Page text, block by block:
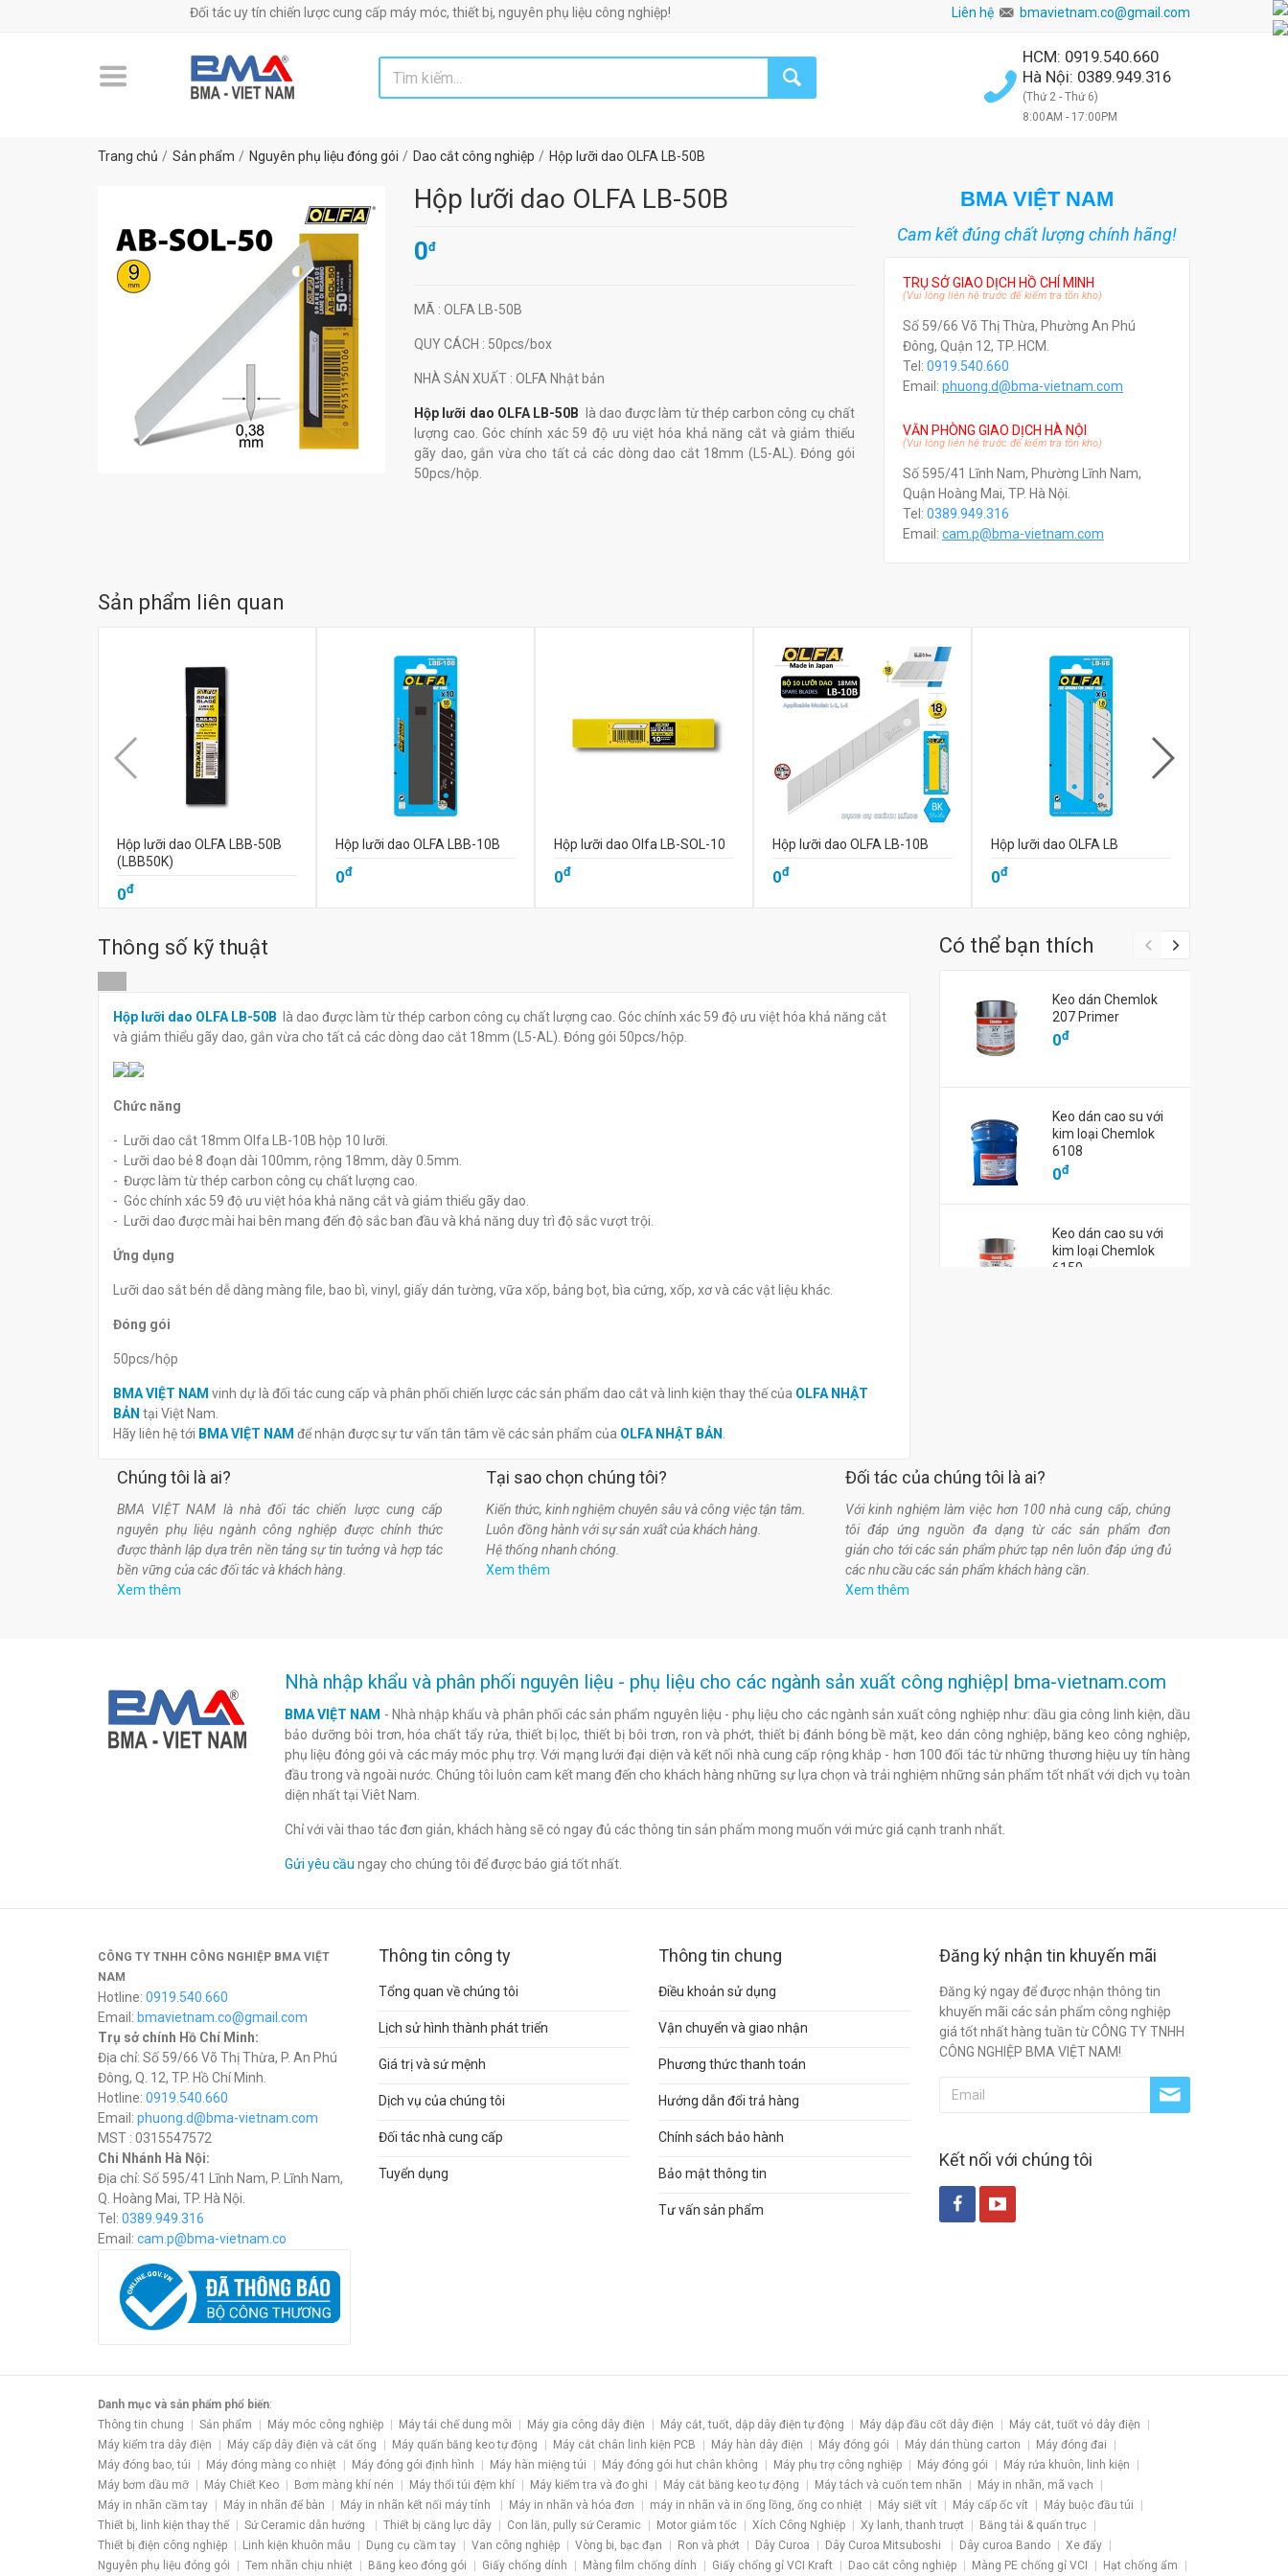
Đối tác uy tín chiến lược cung cấp máy móc, thiết bị, nguyên phụ liệu công nghiệp! Liên hệ bmavietnam.co@gmail.com
HCM: 0919.540.660
Hà Nội: 0389.949.316
(Thứ 2 - Thứ 6)
8:00AM - 17:00PM
Trang chủ Sản phẩm Nguyên phụ liệu đóng gói Dao cắt công nghiệp Hộp lưỡi dao OLFA LB-50B
Hộp lưỡi dao OLFA LB-50B
0đ
MÃ : OLFA LB-50B
QUY CÁCH : 50pcs/box
NHÀ SẢN XUẤT : OLFA Nhật bản
Hộp lưỡi dao OLFA LB-50B
là dao được làm từ thép carbon công cụ chất
lượng cao. Góc chính xác 59 độ ưu việt hóa khả năng cắt và giảm thiểu
gãy dao, gắn vừa cho tất cả các dòng dao cắt 18mm (L5-AL). Đóng gói
50pcs/hộp.
BMA VIỆT NAM
Cam kết đúng chất lượng chính hãng!
TRỤ SỞ GIAO DỊCH HỒ CHÍ MINH
(Vui lòng liên hệ trước để kiểm tra tồn kho)
Số 59/66 Võ Thị Thừa, Phường An Phú
Đông, Quận 12, TP. HCM.
Tel: 0919.540.660
Email: phuong.d@bma-vietnam.com
VĂN PHÒNG GIAO DỊCH HÀ NỘI
(Vui lòng liên hệ trước để kiểm tra tồn kho)
Số 595/41 Lĩnh Nam, Phường Lĩnh Nam,
Quận Hoàng Mai, TP. Hà Nội.
Tel: 0389.949.316
Email: cam.p@bma-vietnam.com
Sản phẩm liên quan
Hộp lưỡi dao OLFA LBB-50B
(LBB50K)
0đ
Hộp lưỡi dao OLFA LBB-10B
0đ
Hộp lưỡi dao Olfa LB-SOL-10
0đ
Hộp lưỡi dao OLFA LB-10B
0đ
Hộp lưỡi dao OLFA LB
0đ
Thông số kỹ thuật
Hộp lưỡi dao OLFA LB-50B
là dao được làm từ thép carbon công cụ chất lượng cao. Góc chính xác 59 độ ưu việt hóa khả năng cắt
và giảm thiểu gãy dao, gắn vừa cho tất cả các dòng dao cắt 18mm (L5-AL). Đóng gói 50pcs/hộp.
Chức năng
- Lưỡi dao cắt 18mm Olfa LB-10B hộp 10 lưỡi.
- Lưỡi dao bẻ 8 đoạn dài 100mm, rộng 18mm, dày 0.5mm.
- Được làm từ thép carbon công cụ chất lượng cao.
- Góc chính xác 59 độ ưu việt hóa khả năng cắt và giảm thiểu gãy dao.
- Lưỡi dao được mài hai bên mang đến độ sắc ban đầu và khả năng duy trì độ sắc vượt trội.
Ứng dụng
Lưỡi dao sắt bén dễ dàng màng file, bao bì, vinyl, giấy dán tường, vữa xốp, bảng bọt, bìa cứng, xốp, xơ và các vật liệu khác.
Đóng gói
50pcs/hộp
BMA VIỆT NAM vinh dự là đối tác cung cấp và phân phối chiến lược các sản phẩm dao cắt và linh kiện thay thế của OLFA NHẬT
BẢN tại Việt Nam.
Hãy liên hệ tới BMA VIỆT NAM để nhận được sự tư vấn tân tâm về các sản phẩm của OLFA NHẬT BẢN
Có thể bạn thích
Keo dán Chemlok
207 Primer
0đ
Keo dán cao su với
kim loại Chemlok
6108
0đ
Keo dán cao su với
kim loại Chemlok
6150
Chúng tôi là ai?
BMA VIỆT NAM là nhà đối tác chiến lược cung cấp
nguyên phụ liệu ngành công nghiệp được chính thức
được thành lập dựa trên nền tảng sự tin tưởng và hợp tác
bền vững của các đối tác và khách hàng.
Xem thêm
Tại sao chọn chúng tôi?
Kiến thức, kinh nghiệm chuyên sâu và công việc tận tâm.
Luôn đồng hành với sự sản xuất của khách hàng.
Hệ thống nhanh chóng.
Xem thêm
Đối tác của chúng tôi là ai?
Với kinh nghiệm làm việc hơn 100 nhà cung cấp, chúng
tôi đáp ứng nguồn đa dạng từ các sản phẩm đơn
giản cho tới các sản phẩm phức tạp nên luôn đáp ứng đủ
các nhu cầu các sản phẩm khách hàng cần.
Xem thêm
Nhà nhập khẩu và phân phối nguyên liệu - phụ liệu cho các ngành sản xuất công nghiệp| bma-vietnam.com
BMA VIỆT NAM - Nhà nhập khẩu và phân phối các sản phẩm nguyên liệu - phụ liệu cho các ngành sản xuất công nghiệp như: dầu gia công linh kiện, dầu
bảo dưỡng bôi trơn, hóa chất tẩy rửa, thiết bị lọc, thiết bị bôi trơn, ron và phớt, thiết bị đánh bóng bề mặt, keo dán công nghiệp, băng keo công nghiệp,
phụ liệu đóng gói và các máy móc phụ trợ. Với mạng lưới đại diện và kết nối nhà cung cấp rộng khắp - hơn 100 đối tác từ những thương hiệu uy tín hàng
đầu trong và ngoài nước. Chúng tôi luôn cam kết mang đến cho khách hàng những sự lựa chọn và trải nghiệm những sản phẩm tốt nhất với dịch vụ toàn
diện nhất tại Viêt Nam.
Chỉ với vài thao tác đơn giản, khách hàng sẽ có ngay đủ các thông tin sản phẩm mong muốn với mức giá cạnh tranh nhất.
Gửi yêu cầu ngay cho chúng tôi để được báo giá tốt nhất.
CÔNG TY TNHH CÔNG NGHIỆP BMA VIỆT
NAM
Hotline: 0919.540.660
Email: bmavietnam.co@gmail.com
Trụ sở chính Hồ Chí Minh:
Địa chỉ: Số 59/66 Võ Thị Thừa, P. An Phú
Đông, Q. 12, TP. Hồ Chí Minh.
Hotline: 0919.540.660
Email: phuong.d@bma-vietnam.com
MST : 0315547572
Chi Nhánh Hà Nội:
Địa chỉ: Số 595/41 Lĩnh Nam, P. Lĩnh Nam,
Q. Hoàng Mai, TP. Hà Nội.
Tel: 0389.949.316
Email: cam.p@bma-vietnam.co
Thông tin công ty
Tổng quan về chúng tôi
Lịch sử hình thành phát triển
Giá trị và sứ mệnh
Dịch vụ của chúng tôi
Đối tác nhà cung cấp
Tuyển dụng
Thông tin chung
Điều khoản sử dụng
Vận chuyển và giao nhận
Phương thức thanh toán
Hướng dẫn đổi trả hàng
Chính sách bảo hành
Bảo mật thông tin
Tư vấn sản phẩm
Đăng ký nhận tin khuyến mãi
Đăng ký ngay để được nhận thông tin
khuyến mãi các sản phẩm công nghiệp
giá tốt nhất hàng tuần từ CÔNG TY TNHH
CÔNG NGHIỆP BMA VIỆT NAM!
Kết nối với chúng tôi
Danh mục và sản phẩm phổ biến:
Thông tin chung
Sản phẩm Máy móc công nghiệp Máy tái chế dung môi Máy gia công dây điện Máy cắt, tuốt, dập dây điện tự động Máy dập đầu cốt dây điện
Máy cắt, tuốt vỏ dây điện
Máy kiểm tra dây điện
Máy cấp dây điện và cắt ống Máy quấn băng keo tự động Máy cắt chân linh kiện PCB Máy hàn dây điện Máy đóng gói Máy dán thùng carton
Máy đóng đai
Máy đóng bao, túi
Máy đóng màng co nhiệt Máy đóng gói định hình Máy hàn miệng túi Máy đóng gói hut chân không Máy phụ trợ công nghiệp Máy đóng gói
Máy rửa khuôn, linh kiện
Máy bơm dầu mỡ
Máy Chiết Keo Bơm màng khí nén Máy thổi túi đệm khí Máy kiểm tra và đo ghi Máy cắt băng keo tự động Máy tách và cuốn tem nhãn
Máy in nhãn, mã vạch
Máy in nhãn cầm tay
Máy in nhãn để bàn Máy in nhãn kết nối máy tính Máy in nhãn và hóa đơn máy in nhãn và in ống lồng, ống co nhiệt Máy siết vít Máy cấp ốc vít
Máy buộc đầu túi
Thiết bị, linh kiện thay thế
Sứ Ceramic dẫn hướng Thiết bị căng lực dây Con lăn, pully sứ Ceramic Motor giảm tốc Xích Công Nghiệp Xy lanh, thanh trượt
Băng tải & quấn trục
Thiết bị điện công nghiệp
Linh kiện khuôn mẫu Dụng cụ cầm tay Van công nghiệp Vòng bi, bạc đạn Ron và phớt Dây Curoa Dây Curoa Mitsuboshi Dây curoa Bando
Xe đẩy
Nguyên phụ liệu đóng gói
Tem nhãn chịu nhiệt Băng keo đóng gói Giấy chống dính Màng film chống dính Giấy chống gỉ VCI Kraft Dao cắt công nghiệp Màng PE chống gỉ VCI Hạt chống ẩm